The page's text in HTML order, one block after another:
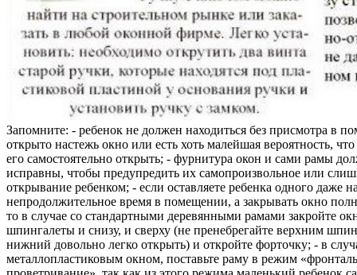
Запомните: - ребенок не должен находиться без присмотра в
открыто настежь окно или есть хоть малейшая вероятность,
его самостоятельно открыть; - фурнитура окон и сами рамы
исправны, чтобы предупредить их самопроизвольное или
открывание ребенком; - если оставляете ребенка одного даже
непродолжительное время в помещении, а закрывать окно
то в случае со стандартными деревянными рамами закройте
шпингалеты и снизу, и сверху (не пренебрегайте верхним
нижний довольно легко открыть) и откройте форточку; - в
металлопластиковым окном, поставьте раму в режим